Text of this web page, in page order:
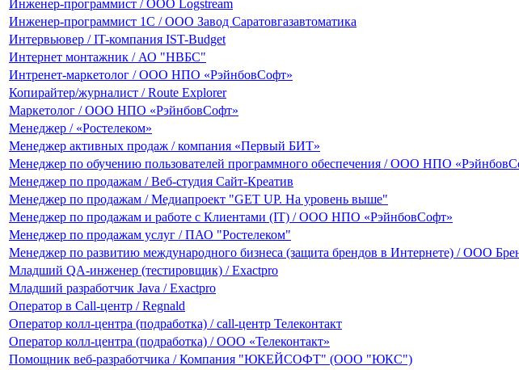
Инженер-программист / ООО Logstream
Инженер-программист 1С / ООО Завод Саратовгазавтоматика
Интервьювер / IT-компания IST-Budget
Интернет монтажник / АО "НВБС"
Интренет-маркетолог / ООО НПО «РэйнбовСофт»
Копирайтер/журналист / Route Explorer
Маркетолог / ООО НПО «РэйнбовСофт»
Менеджер / «Ростелеком»
Менеджер активных продаж / компания «Первый БИТ»
Менеджер по обучению пользователей программного обеспечения / ООО НПО
Менеджер по продажам / Веб-студия Сайт-Креатив
Менеджер по продажам / Медиапроект "GET UP. На уровень выше"
Менеджер по продажам и работе с Клиентами (IT) / ООО НПО «РэйнбовСофт»
Менеджер по продажам услуг / ПАО "Ростелеком"
Менеджер по развитию международного бизнеса (защита брендов в Интернете) / ООО
Младший QA-инженер (тестировщик) / Exactpro
Младший разработчик Java / Exactpro
Оператор в Call-центр / Regnald
Оператор колл-центра (подработка) / call-центр Телеконтакт
Оператор колл-центра (подработка) / ООО «Телеконтакт»
Помощник веб-разработчика / Компания "ЮКЕЙСОФТ" (ООО "ЮКС")